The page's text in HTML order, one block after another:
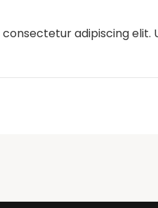
adipiscing